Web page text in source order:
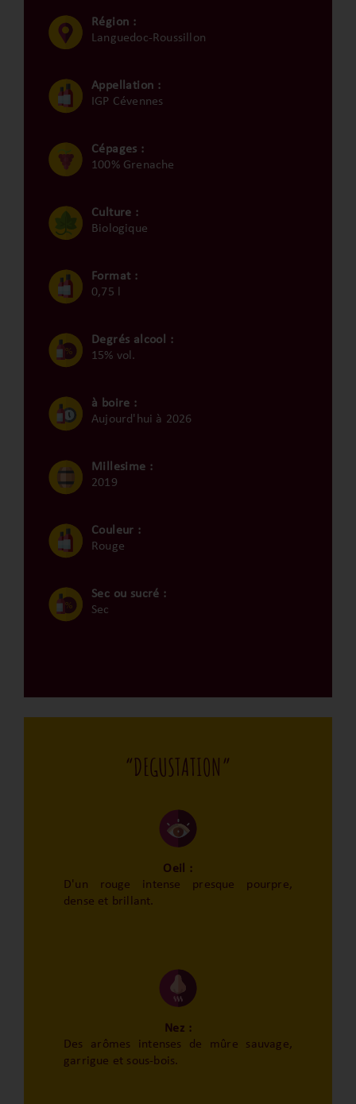
Région :
Languedoc-Roussillon
Appellation :
IGP Cévennes
Cépages :
100% Grenache
Culture :
Biologique
Format :
0,75 l
Degrés alcool :
15% vol.
à boire :
Aujourd'hui à 2026
Millesime :
2019
Couleur :
Rouge
Sec ou sucré :
Sec
“DEGUSTATION”
Oeil :
D'un rouge intense presque pourpre,
dense et brillant.
Nez :
Des arômes intenses de mûre sauvage,
garrigue et sous-bois.